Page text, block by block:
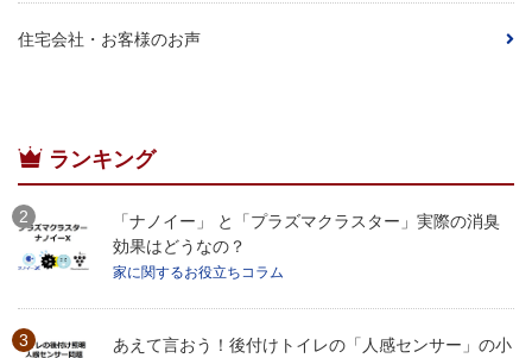
住宅会社・お客様のお声
ランキング
「ナノイー」 と「プラズマクラスター」実際の消臭
効果はどうなの？
家に関するお役立ちコラム
あえて言おう！後付けトイレの「人感センサー」の小